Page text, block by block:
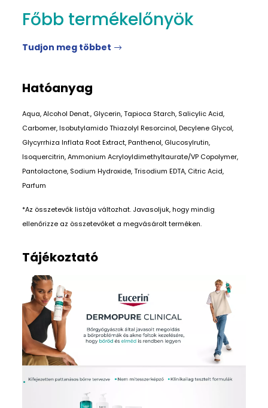
Főbb termékelőnyök
Tudjon meg többet
Hatóanyag
Aqua, Alcohol Denat., Glycerin, Tapioca Starch, Salicylic Acid,
Carbomer, Isobutylamido Thiazolyl Resorcinol, Decylene Glycol,
Glycyrrhiza Inflata Root Extract, Panthenol, Glucosylrutin,
Isoquercitrin, Ammonium Acryloyldimethyltaurate/VP Copolymer,
Pantolactone, Sodium Hydroxide, Trisodium EDTA, Citric Acid,
Parfum
*Az összetevők listája változhat. Javasoljuk, hogy mindig
ellenőrizze az összetevőket a megvásárolt terméken.
Tájékoztató